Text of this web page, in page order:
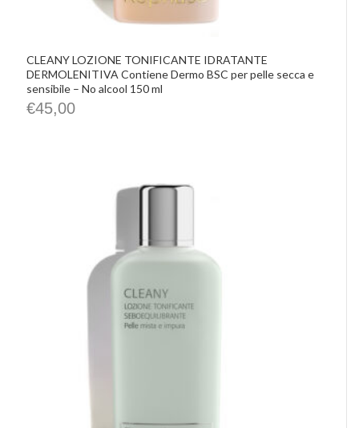
CLEANY LOZIONE TONIFICANTE IDRATANTE
DERMOLENITIVA Contiene Dermo BSC per pelle secca e
sensibile – No alcool 150 ml
€45,00